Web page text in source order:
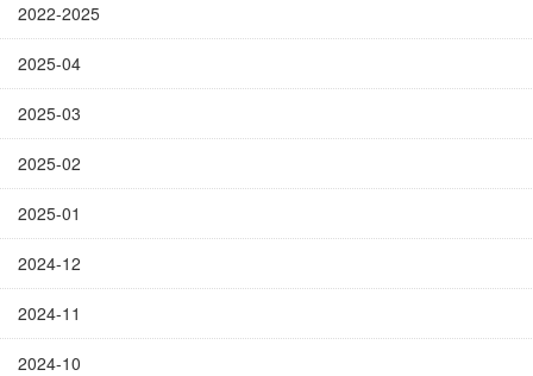
2022-2025
2025-04
2025-03
2025-02
2025-01
2024-12
2024-11
2024-10